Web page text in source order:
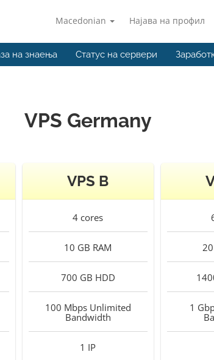
Macedonian Најава на профил
на знаења Статус на сервери
VPS Germany
VPS B
4 cores
10 GB RAM
700 GB HDD
100 Mbps Unlimited
Bandwidth
1 IP
1